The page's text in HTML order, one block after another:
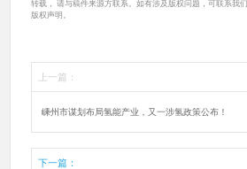
转载， 请与稿件来源方联系。如有涉及版权问题，可联系我
版权声明。
上一篇：
嵊州市谋划布局氢能产业，又一涉氢政策公布！
下一篇：